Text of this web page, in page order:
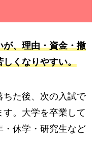
、理由・資金・撤
しくなりやすい。
ちた後、次の入試で
。大学を卒業して
休学・研究生など